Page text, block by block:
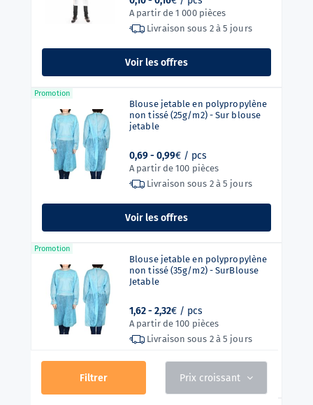
Filtrer Prix croissant
A partir de 1 000 pièces
Livraison sous 2 à 5 jours
Voir les offres
Promotion
Blouse jetable en polypropylène
non tissé (25g/m2) - Sur blouse
jetable
0,69 - 0,99€ / pcs
A partir de 100 pièces
Livraison sous 2 à 5 jours
Voir les offres
Promotion
Blouse jetable en polypropylène
non tissé (35g/m2) - SurBlouse
Jetable
1,62 - 2,32€ / pcs
A partir de 100 pièces
Livraison sous 2 à 5 jours
Voir les offres